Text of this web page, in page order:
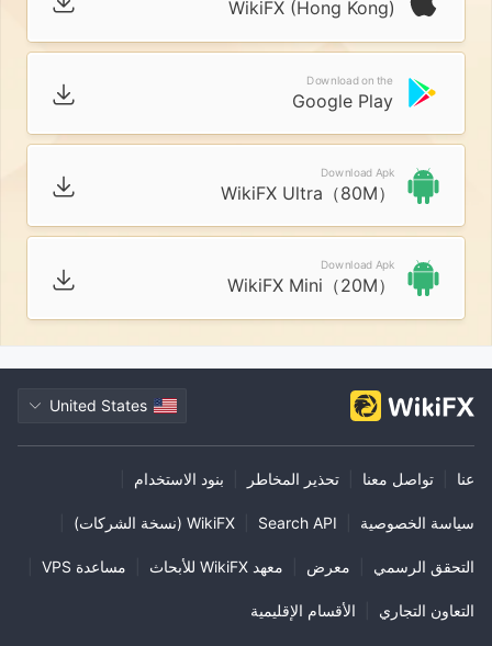
WikiFX (Hong Kong)
Download on the
Google Play
Download Apk
WikiFX Ultra（80M）
Download Apk
WikiFX Mini（20M）
United States
عنا تواصل معنا تحذير المخاطر بنود الاستخدام
سياسة الخصوصية Search API WikiFX (نسخة الشركات)
التحقق الرسمي معرض معهد WikiFX للأبحاث مساعدة VPS
التعاون التجاري الأقسام الإقليمية